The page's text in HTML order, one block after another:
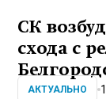
СК
схода с
АКТУАЛЬНО